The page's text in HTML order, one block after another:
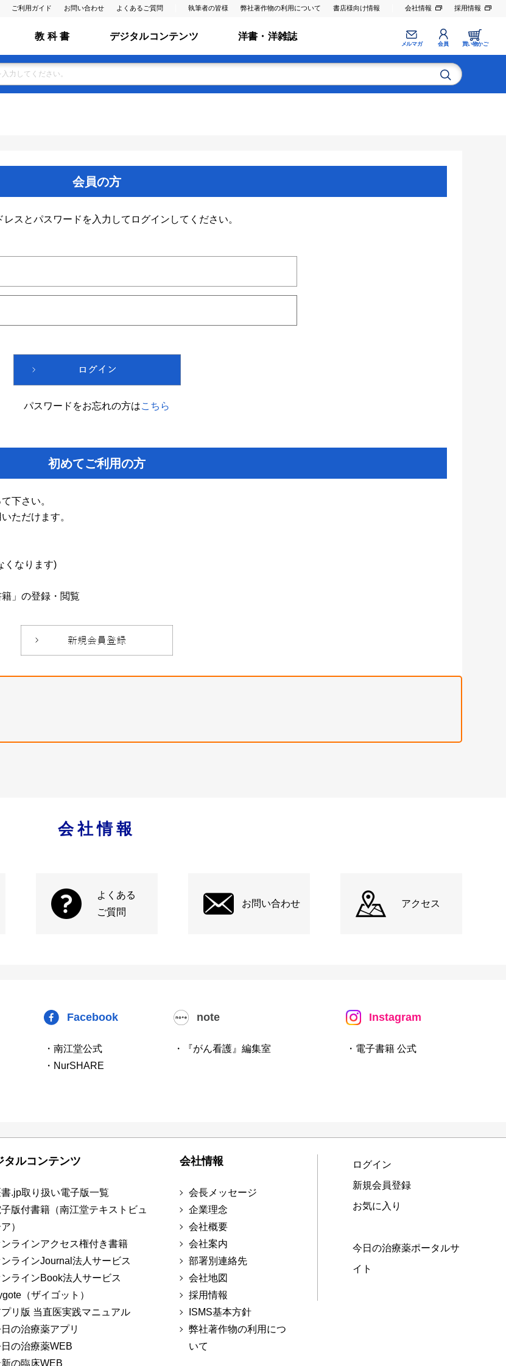
ご利用ガイド お問い合わせ よくあるご質問 執筆者の皆様 弊社著作物の利用について 書店様向け情報 会社情報 採用情報
教 科 書 デジタルコンテンツ 洋書・洋雑誌
メルマガ 会員 買い物かご
会員の方
レスとパスワードを入力してログインしてください。
パスワードをお忘れの方はこちら
初めてご利用の方
下さい。
ただけます。
くなります)
」の登録・閲覧
会社情報
よくある
ご質問
お問い合わせ アクセス
Facebook
・南江堂公式
・NurSHARE
note
・『がん看護』編集室
Instagram
・電子書籍 公式
タルコンテンツ
書.jp取り扱い電子版一覧
版付書籍（南江堂テキストビュ
）
ンラインアクセス権付き書籍
ンラインJournal法人サービス
ンラインBook法人サービス
（ザイゴット）
プリ版 当直医実践マニュアル
の治療薬アプリ
の治療薬WEB
の臨床WEB
会社情報
会長メッセージ
企業理念
会社概要
会社案内
部署別連絡先
会社地図
採用情報
ISMS基本方針
弊社著作物の利用につ
いて
ログイン
新規会員登録
お気に入り
今日の治療薬ポータルサ
イト